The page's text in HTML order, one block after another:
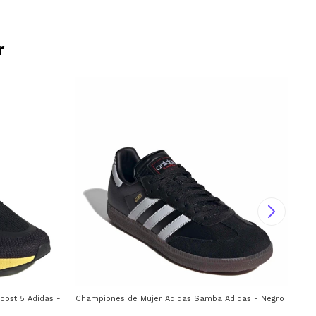
5 Adidas - Negro - Violeta - Blanco
Championes de Mujer Adidas Samba Adidas - Negro